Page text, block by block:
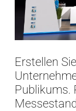
Erstellen
Publikums.